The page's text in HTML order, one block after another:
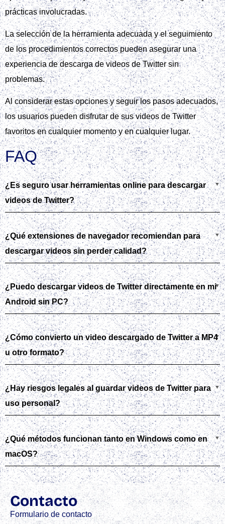
prácticas involucradas.
La selección de la herramienta adecuada y el seguimiento
de los procedimientos correctos pueden asegurar una
experiencia de descarga de videos de Twitter sin
problemas.
Al considerar estas opciones y seguir los pasos adecuados,
los usuarios pueden disfrutar de sus videos de Twitter
favoritos en cualquier momento y en cualquier lugar.
FAQ
¿Es seguro usar herramientas online para descargar
videos de Twitter?
¿Qué extensiones de navegador recomiendan para
descargar videos sin perder calidad?
¿Puedo descargar videos de Twitter directamente en mi
Android sin PC?
¿Cómo convierto un video descargado de Twitter a MP4
u otro formato?
¿Hay riesgos legales al guardar videos de Twitter para
uso personal?
¿Qué métodos funcionan tanto en Windows como en
macOS?
Contacto
Formulario de contacto